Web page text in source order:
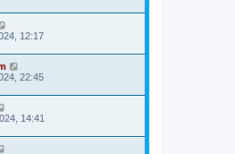
12:17
22:45
14:41